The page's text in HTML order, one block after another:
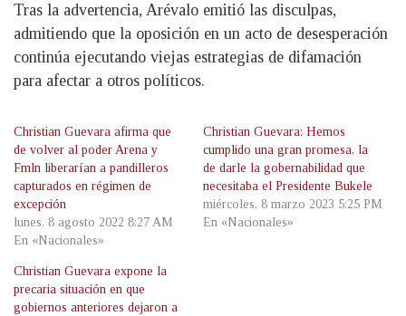
Tras la advertencia, Arévalo emitió las disculpas,
admitiendo que la oposición en un acto de desesperación
continúa ejecutando viejas estrategias de difamación
para afectar a otros políticos.
Christian Guevara afirma que
de volver al poder Arena y
Fmln liberarían a pandilleros
capturados en régimen de
excepción
lunes, 8 agosto 2022 8:27 AM
En «Nacionales»
Christian Guevara: Hemos
cumplido una gran promesa, la
de darle la gobernabilidad que
necesitaba el Presidente Bukele
miércoles, 8 marzo 2023 5:25 PM
En «Nacionales»
Christian Guevara expone la
precaria situación en que
gobiernos anteriores dejaron a